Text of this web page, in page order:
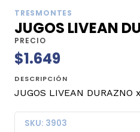
TRESMONTES
JUGOS LIVEAN
PRECIO
$1.649
DESCRIPCIÓN
JUGOS LIVEAN DURAZNO
SKU: 3903